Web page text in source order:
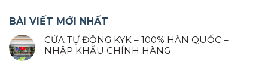
BÀI VIẾT MỚI NHẤT
CỬA TỰ ĐỘNG KYK – 100% HÀN QUỐC –
NHẬP KHẨU CHÍNH HÃNG